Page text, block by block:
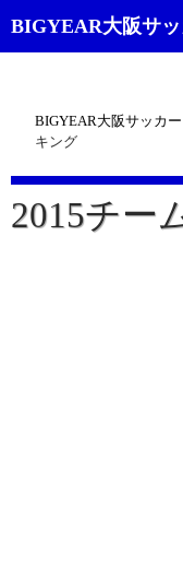
BIGYEAR大阪サ
索
BIGYEAR大阪サッカ
キング
2015チー